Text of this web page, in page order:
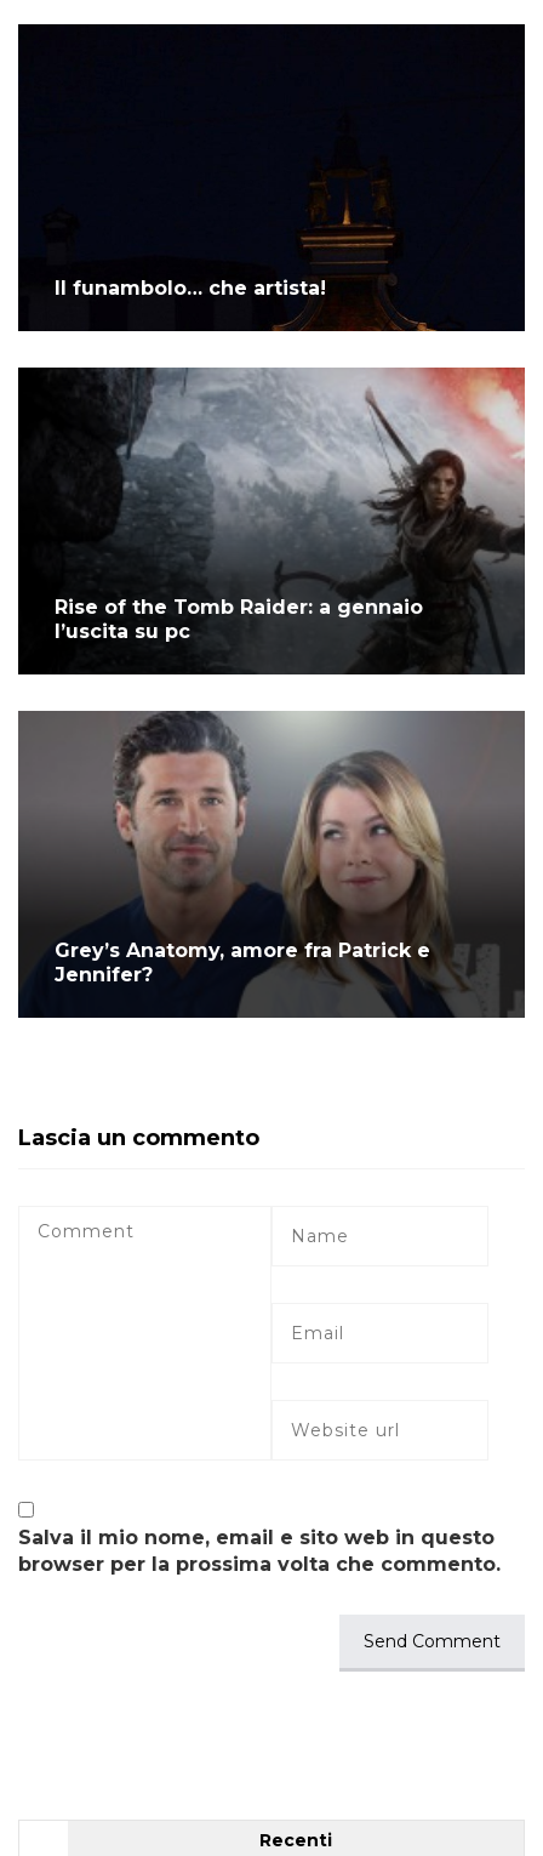
Il funambolo… che artista!
Rise of the Tomb Raider: a gennaio
l’uscita su pc
Grey’s Anatomy, amore fra Patrick e
Jennifer?
Lascia un commento
Salva il mio nome, email e sito web in questo
browser per la prossima volta che commento.
Recenti